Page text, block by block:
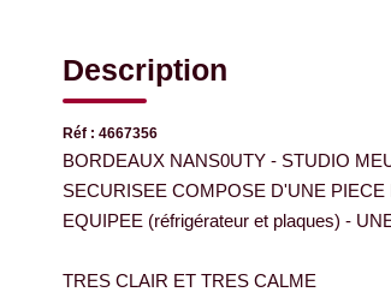
Description
Réf : 4667356
BORDEAUX NANS0UTY - STUDIO
SECURISEE COMPOSE D'UNE
EQUIPEE (réfrigérateur et plaques) -
TRES CLAIR ET TRES CALME